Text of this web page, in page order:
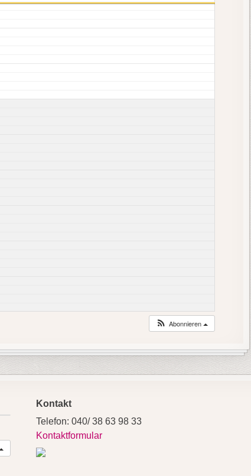
Abonnieren
Kontakt
Telefon: 040/ 38 63 98 33
Kontaktformular